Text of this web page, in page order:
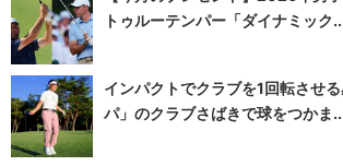
トゥルーテンパー「ダイナミック
インパクトでクラブを1回転させ
パ」のクラブさばきで球をつかま